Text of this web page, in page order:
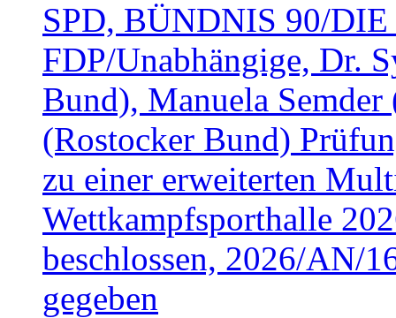
SPD, BÜNDNIS 90/
FDP/Unabhängige, Dr.
Bund), Manuela
(Rostocker Bund)
zu einer erweiterten
Wettkampfsporthalle
beschlossen, 2026/AN/
gegeben